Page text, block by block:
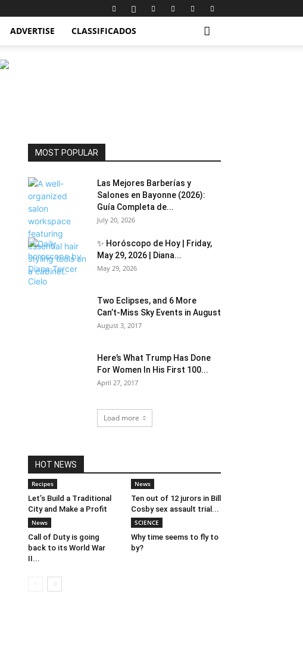
ADVERTISE CLASSIFICADOS
MOST POPULAR
Las Mejores Barberías y
Salones en Bayonne (2026):
Guía Completa de...
July 20, 2026
✨ Horóscopo de Hoy | Friday,
May 29, 2026 | Diana...
May 29, 2026
Two Eclipses, and 6 More
Can’t-Miss Sky Events in August
August 3, 2017
Here’s What Trump Has Done
For Women In His First 100...
April 27, 2017
Load more
HOT NEWS
Recipes
Let’s Build a Traditional
City and Make a Profit
News
Ten out of 12 jurors in Bill
Cosby sex assault trial...
News
Call of Duty is going
back to its World War
II...
SCIENCE
Why time seems to fly to
by?